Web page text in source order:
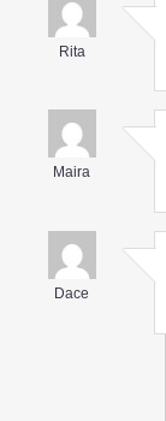
Rita
Maira
Dace